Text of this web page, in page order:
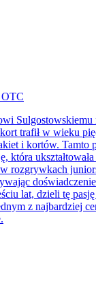
OTC
Sulgostowskiemu
trafił w wieku
i kortów. Tamto
która
rozgrywkach
lat, dzieli tę
z najbardziej